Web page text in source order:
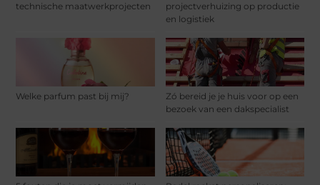
technische maatwerkprojecten
projectverhuizing op productie
en logistiek
Welke parfum past bij mij?
Zó bereid je je huis voor op een
bezoek van een dakspecialist